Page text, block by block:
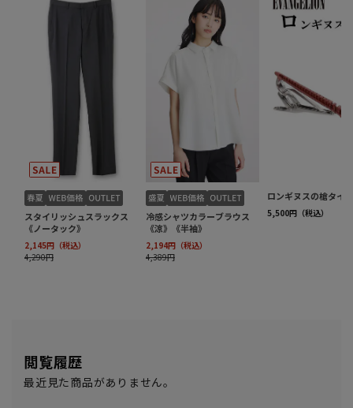
閲覧履歴
最近見た商品がありません。